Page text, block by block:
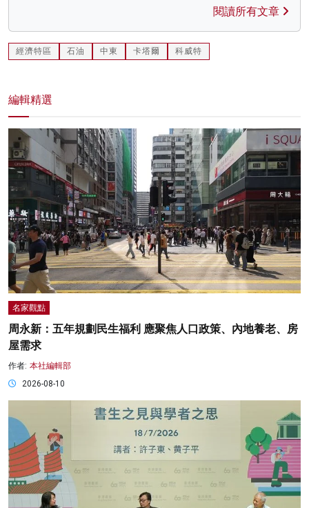
閱讀所有文章
經濟特區 石油 中東 卡塔爾 科威特
編輯精選
名家觀點
周永新：五年規劃民生福利 應聚焦人口政策、內地養老、房
屋需求
作者: 本社編輯部
2026-08-10